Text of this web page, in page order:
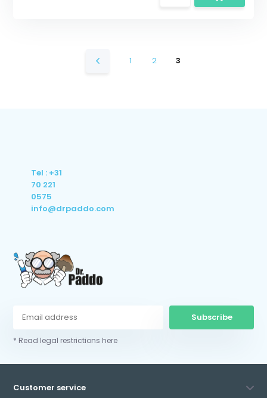
1 2 3
Tel : +31
70 221
0575
info@drpaddo.com
Subscribe
* Read legal restrictions here
Customer service